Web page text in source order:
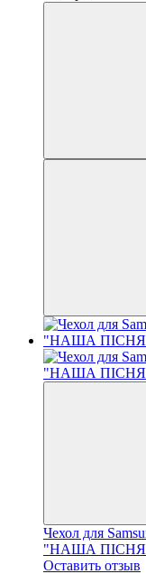
Чехол для
"НАША
Оставить отзыв